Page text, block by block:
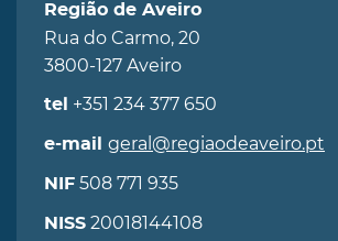
Região de Aveiro
Rua do Carmo, 20
3800-127 Aveiro
tel +351 234 377 650
e-mail geral@regiaodeaveiro.pt
NIF 508 771 935
NISS 20018144108